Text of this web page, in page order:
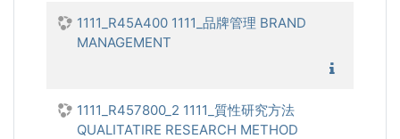
1111_R45A400 1111_品牌管理 BRAND
MANAGEMENT
1111_R457800_2 1111_質性研究方法
QUALITATIRE RESEARCH METHOD